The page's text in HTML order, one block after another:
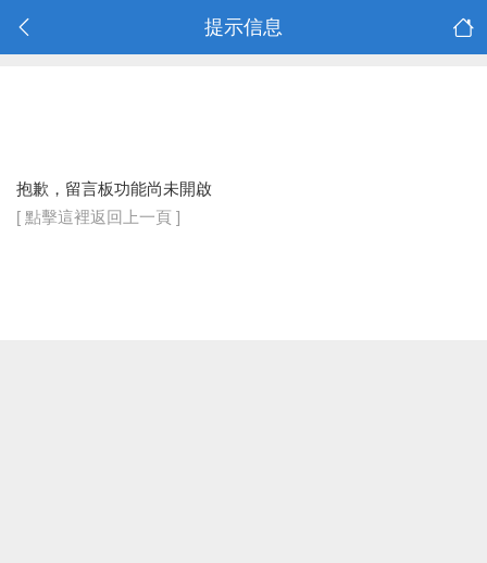
提示信息
抱歉，留言板功能尚未開啟
[ 點擊這裡返回上一頁 ]